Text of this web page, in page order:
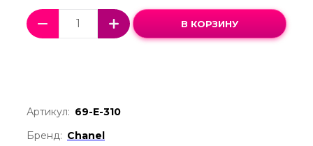
В КОРЗИНУ
Артикул: 69-Е-310
Бренд: Chanel